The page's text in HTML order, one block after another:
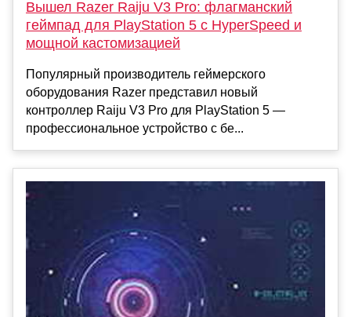
Вышел Razer Raiju V3 Pro: флагманский
геймпад для PlayStation 5 с HyperSpeed и
мощной кастомизацией
Популярный производитель геймерского
оборудования Razer представил новый
контроллер Raiju V3 Pro для PlayStation 5 —
профессиональное устройство с бе...